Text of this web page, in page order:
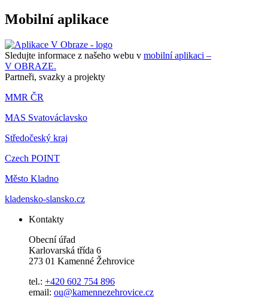
Mobilní aplikace
Sledujte informace z našeho webu v mobilní aplikaci –
V OBRAZE.
Partneři, svazky a projekty
MMR ČR
MAS Svatováclavsko
Středočeský kraj
Czech POINT
Město Kladno
kladensko-slansko.cz
Kontakty
Obecní úřad
Karlovarská třída 6
273 01 Kamenné Žehrovice
tel.: +420 602 754 896
email: ou@kamennezehrovice.cz